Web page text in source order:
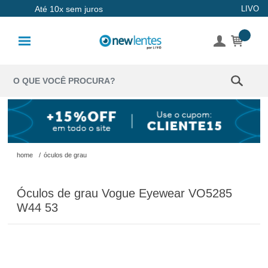
Até 10x sem juros LIVO
Coloridas
Solução
Óculos de
Óculos de
Grau
home / óculos de grau
Óculos de grau Vogue Eyewear VO5285
W44 53